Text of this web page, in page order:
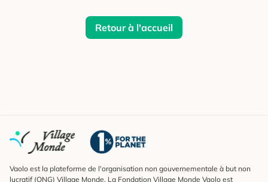
Retour à l'accueil
Vaolo est la plateforme de l'organisation non gouvernementale à but non
lucratif (ONG) Village Monde. La Fondation Village Monde Vaolo est